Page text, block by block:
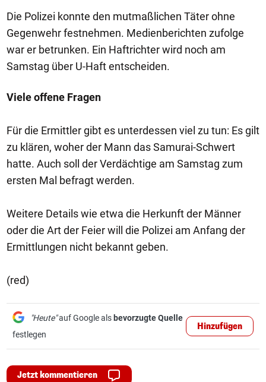
Die Polizei konnte den mutmaßlichen Täter ohne
Gegenwehr festnehmen. Medienberichten zufolge
war er betrunken. Ein Haftrichter wird noch am
Samstag über U-Haft entscheiden.
Viele offene Fragen
Für die Ermittler gibt es unterdessen viel zu tun: Es gilt
zu klären, woher der Mann das Samurai-Schwert
hatte. Auch soll der Verdächtige am Samstag zum
ersten Mal befragt werden.
Weitere Details wie etwa die Herkunft der Männer
oder die Art der Feier will die Polizei am Anfang der
Ermittlungen nicht bekannt geben.
(red)
"Heute"auf Google als bevorzugte Quelle
festlegen
Hinzufügen
Jetzt kommentieren